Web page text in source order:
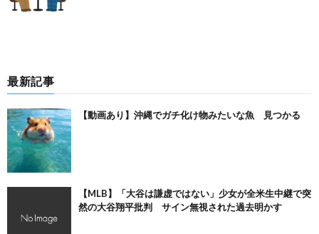
最新記事
【動画あり】沖縄でガチ化け物みたいな魚 見つかる
【MLB】「大谷は謙虚ではない」少女が全米生中継で突
然の大谷翔平批判 サイン無視された過去明かす